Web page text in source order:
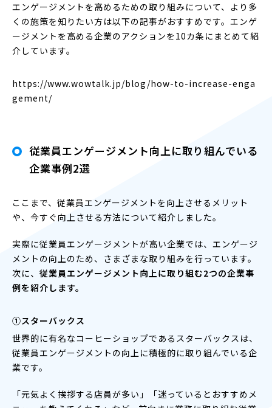
エンゲージメントを高めるための取り組みについて、より多
くの施策を知りたい方は以下の記事がおすすめです。エンゲ
ージメントを高める企業のアクションを10カ条にまとめて紹
介しています。
https://www.wowtalk.jp/blog/how-to-increase-enga
gement/
従業員エンゲージメント向上に取り組んでいる
企業事例2選
ここまで、従業員エンゲージメントを向上させるメリット
や、今すぐ向上させる方法について紹介しました。
実際に従業員エンゲージメントが高い企業では、エンゲージ
メントの向上のため、さまざまな取り組みを行っています。
次に、 従業員エンゲージメント向上に取り組む2つの企業事
例を紹介します。
①スターバックス
世界的に有名なコーヒーショップであるスターバックスは、
従業員エンゲージメントの向上に積極的に取り組んでいる企
業です。
「元気よく挨拶する店員が多い」「迷っているとおすすめメ